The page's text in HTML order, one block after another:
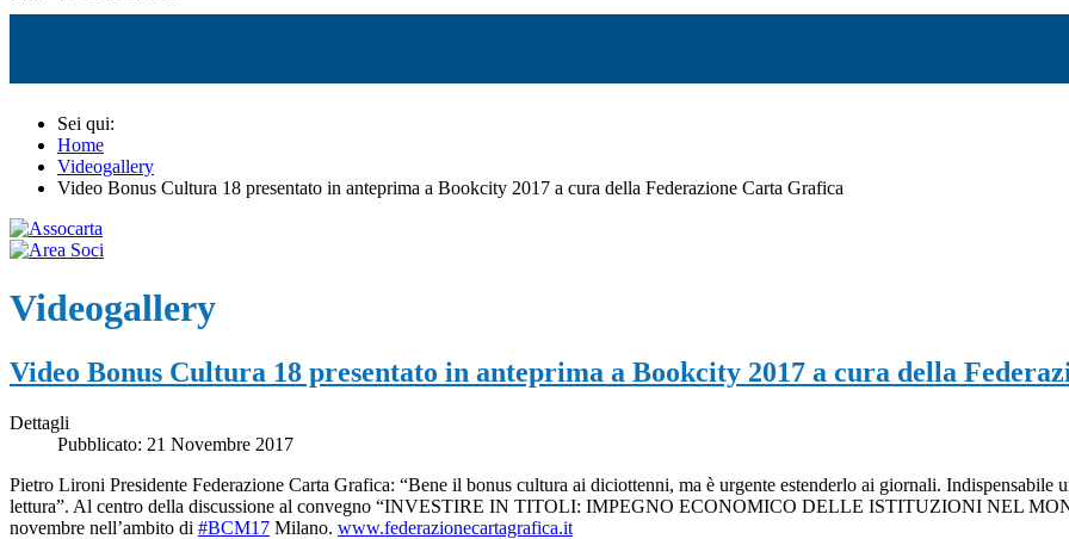
Sei qui:
Home
Videogallery
Video Bonus Cultura 18 presentato in anteprima a Bookcity 2017 a cura della Federazione Carta Grafica
Videogallery
Video Bonus Cultura 18 presentato in anteprima a Bookcity 2017 a cura della
Dettagli
Pubblicato: 21 Novembre 2017
Pietro Lironi Presidente Federazione Carta Grafica: “Bene il bonus cultura ai diciottenni, ma è urgente estenderlo ai giornali. Indispensabile
lettura”. Al centro della discussione al convegno “INVESTIRE IN TITOLI: IMPEGNO ECONOMICO DELLE ISTITUZIONI NEL
novembre nell’ambito di #BCM17 Milano. www.federazionecartagrafica.it